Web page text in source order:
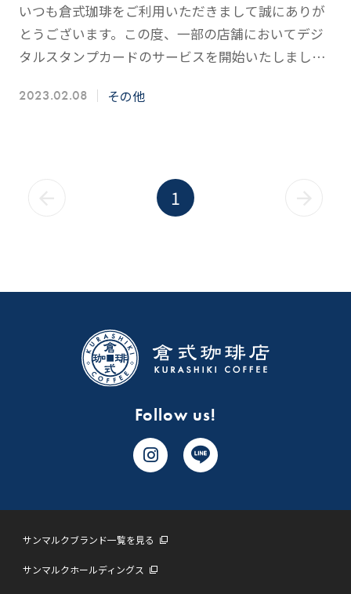
いつも倉式珈琲をご利用いただきまして誠にありが
とうございます。この度、一部の店舗においてデジ
タルスタンプカードのサービスを開始いたしまし
録いただけます♪…
2023.02.08 その他
1
Follow us!
サンマルクブランド一覧を見る
サンマルクホールディングス